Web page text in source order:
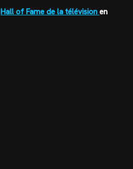
Hall of Fame de la télévision en